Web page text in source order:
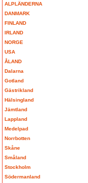
ALPLÄNDERNA
DANMARK
FINLAND
IRLAND
NORGE
USA
ÅLAND
Dalarna
Gotland
Gästrikland
Hälsingland
Jämtland
Lappland
Medelpad
Norrbotten
Skåne
Småland
Stockholm
Södermanland